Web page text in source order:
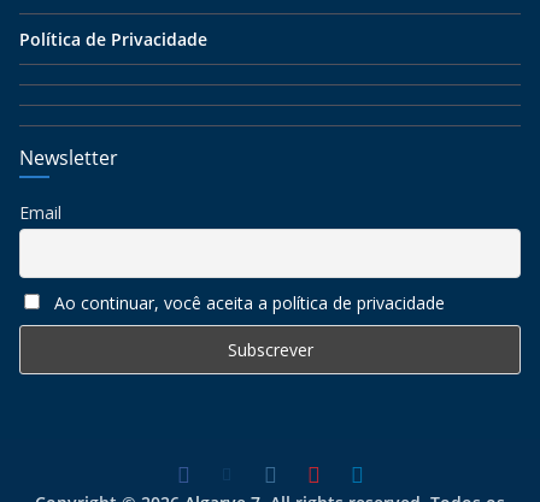
Política de Privacidade
Newsletter
Email
Ao continuar, você aceita a política de privacidade